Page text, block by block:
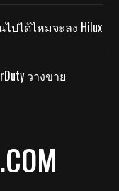
นไปได้ไหมจะลง Hilux
วางขาย